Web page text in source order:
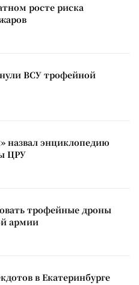
росте риска
ВСУ трофейной
назвал энциклопедию
ЦРУ
трофейные дроны
армии
в Екатеринбурге